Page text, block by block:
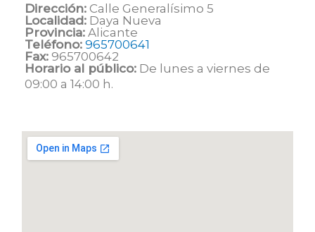
Dirección: Calle Generalísimo 5
Localidad: Daya Nueva
Provincia: Alicante
Teléfono: 965700641
Fax: 965700642
Horario al público: De lunes a viernes de
09:00 a 14:00 h.